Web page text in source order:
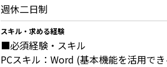
週休二日制
スキル・求める経験
■必須経験・スキル
PCスキル：Word (基本機能を活用で